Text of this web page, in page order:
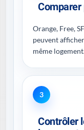
Orange, Free,
peuvent
même
3
Contrôler